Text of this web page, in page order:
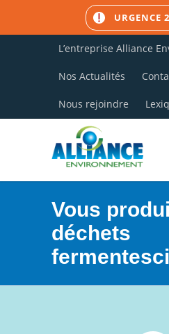
L’entreprise Alliance
Nos Actualités
Nous rejoindre
Vous
déchets
URGENCE